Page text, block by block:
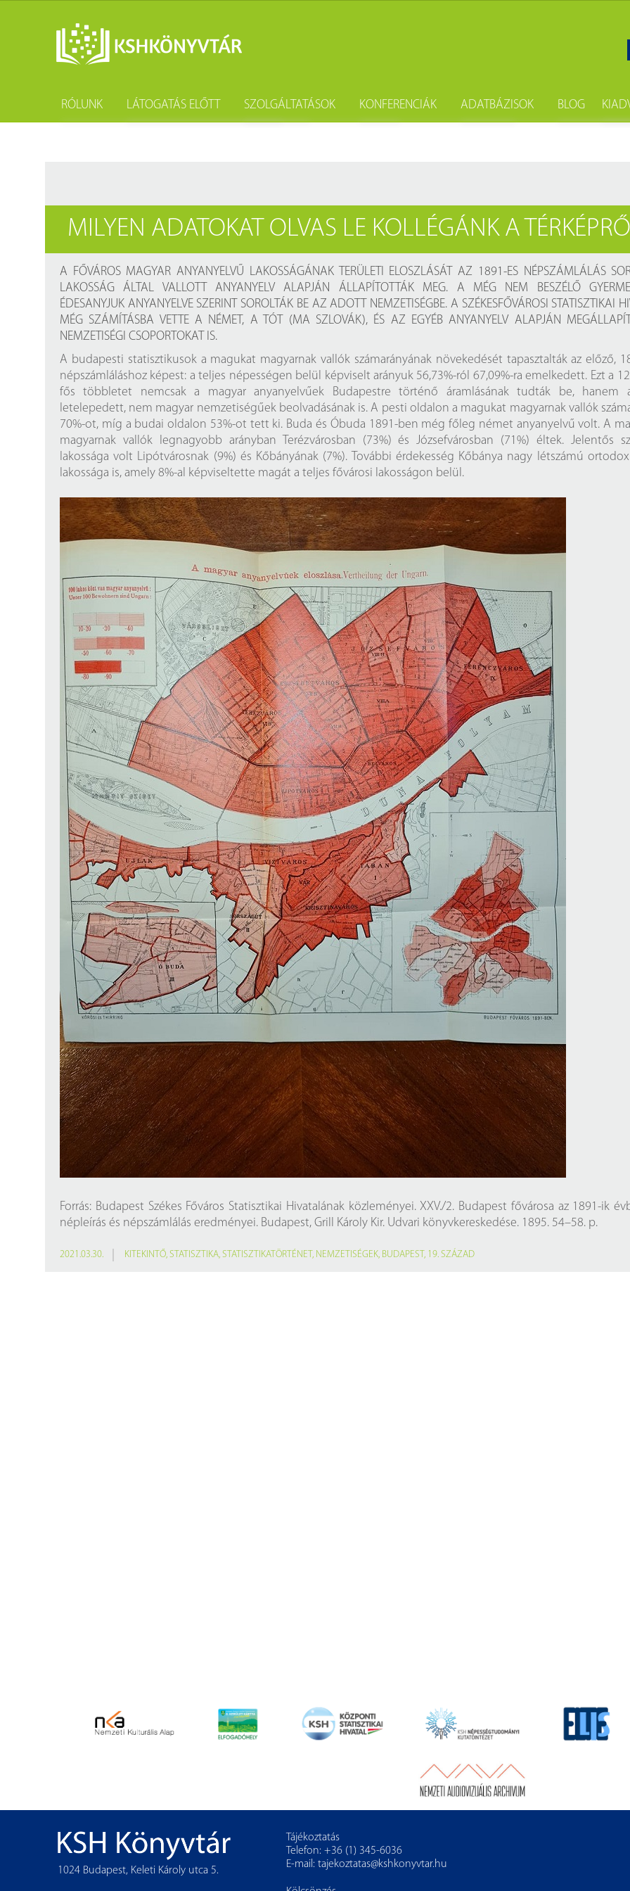
RÓLUNK
Szakmai együttműködési megállapodások
Munkatársaink
Findura Imre-díszoklevéllel kitüntetett kollégáink
Pályázatok
Közérdekű adatok
LÁTOGATÁS ELŐTT
Csoportos látogatás
Díjtételek
Online katalógus
SZOLGÁLTATÁSOK
Kérdezd a könyvtárost
KONFERENCIÁK ADATBÁZISOK
Digistat – Online statisztikai
A könyvtárban elérhető külföldi
Próbahozzáférések
BLOG
Könyvajánlók
Események
Kitekintő
MILYEN ADATOKAT OLVAS LE KOLLÉGÁNK A
A FŐVÁROS MAGYAR ANYANYELVŰ LAKOSSÁGÁNAK TERÜLETI ELOSZLÁSÁT AZ 1891-ES NÉPSZÁMLÁLÁS
LAKOSSÁG ÁLTAL VALLOTT ANYANYELV ALAPJÁN ÁLLAPÍTOTTÁK MEG. A MÉG NEM BESZÉLŐ
ÉDESANYJUK ANYANYELVE SZERINT SOROLTÁK BE AZ ADOTT NEMZETISÉGBE. A SZÉKESFŐVÁROSI STATISZTIKAI
MÉG SZÁMÍTÁSBA VETTE A NÉMET, A TÓT (MA SZLOVÁK), ÉS AZ EGYÉB ANYANYELV ALAPJÁN
NEMZETISÉGI CSOPORTOKAT IS.
A budapesti statisztikusok a magukat magyarnak vallók számarányának növekedését tapasztalták az előző,
népszámláláshoz képest: a teljes népességen belül képviselt arányuk 56,73%-ról 67,09%-ra emelkedett. Ezt a
fős többletet nemcsak a magyar anyanyelvűek Budapestre történő áramlásának tudták be, hanem
letelepedett, nem magyar nemzetiségűek beolvadásának is. A pesti oldalon a magukat magyarnak vallók
70%-ot, míg a budai oldalon 53%-ot tett ki. Buda és Óbuda 1891-ben még főleg német anyanyelvű volt. A
magyarnak vallók legnagyobb arányban Terézvárosban (73%) és Józsefvárosban (71%) éltek. Jelentős
lakossága volt Lipótvárosnak (9%) és Kőbányának (7%). További érdekesség Kőbánya nagy létszámú
lakossága is, amely 8%-al képviseltette magát a teljes fővárosi lakosságon belül.
Forrás: Budapest Székes Főváros Statisztikai Hivatalának közleményei. XXV./2. Budapest fővárosa az 1891-ik
népleírás és népszámlálás eredményei. Budapest, Grill Károly Kir. Udvari könyvkereskedése. 1895. 54–58. p.
2021.03.30. KITEKINTŐ, STATISZTIKA, STATISZTIKATÖRTÉNET, NEMZETISÉGEK, BUDAPEST, 19. SZÁZAD
1024 Budapest, Keleti Károly utca 5.
Tájékoztatás
Telefon: +36 (1) 345-6036
E-mail: tajekoztatas@kshkonyvtar.hu